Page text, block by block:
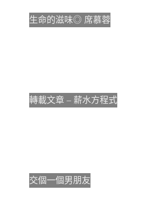
生命的滋味◎ 席慕蓉
轉載文章 – 薪水方程式
交個一個男朋友